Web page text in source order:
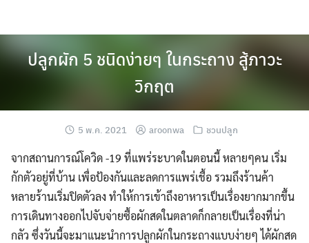
ปลูกผัก 5 ชนิดง่ายๆ ในกระถาง สู้ภาวะ
วิกฤต
5 พ.ค. 2021 aroonwa ชวนปลูก
จากสถานการณ์โควิด -19 ที่แพร่ระบาดในตอนนี้ หลายๆคน เริ่ม
กักตัวอยู่ที่บ้าน เพื่อป้องกันและลดการแพร่เชื้อ รวมถึงร้านค้า
หลายร้านเริ่มปิดตัวลง ทำให้การเข้าถึงอาหารเป็นเรื่องยากมากขึ้น
การเดินทางออกไปจับจ่ายซื้อผักสดในตลาดก็กลายเป็นเรื่องที่น่า
กลัว ซึ่งวันนี้จะมาแนะนำการปลูกผักในกระถางแบบง่ายๆ ได้ผักสด